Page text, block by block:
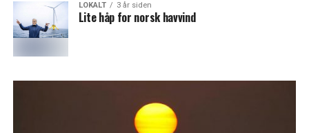
LOKALT 3 år siden
Lite håp for norsk havvind